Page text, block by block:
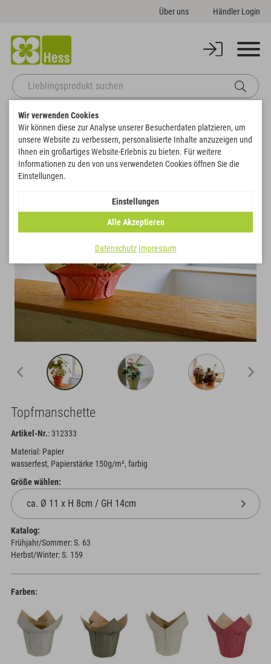
Über uns Händler Login
Startseite Gefäße Pflanzgefäße
Zurück zur Artikelübersicht
Topfmanschette
Artikel-Nr.: 312333
Material: Papier
wasserfest, Papierstärke 150g/m², farbig
Größe wählen:
Katalog:
Frühjahr/Sommer: S. 63
Herbst/Winter: S. 159
Farben:
Wir verwenden Cookies
Wir können diese zur Analyse unserer Besucherdaten platzieren, um
unsere Website zu verbessern, personalisierte Inhalte anzuzeigen und
Ihnen ein großartiges Website-Erlebnis zu bieten. Für weitere
Informationen zu den von uns verwendeten Cookies öffnen Sie die
Einstellungen.
Einstellungen
Alle Akzeptieren
Datenschutz Impressum